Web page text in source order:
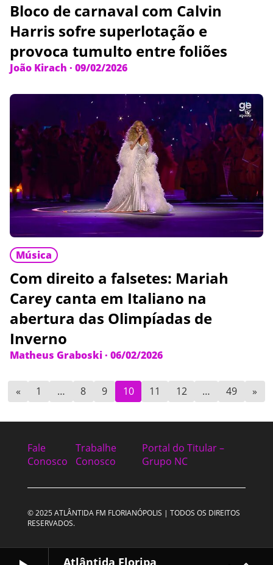
Bloco de carnaval com Calvin
Harris sofre superlotação e
provoca tumulto entre foliões
João Kirach · 09/02/2026
Música
Com direito a falsetes: Mariah
Carey canta em Italiano na
abertura das Olimpíadas de
Inverno
Matheus Graboski· 06/02/2026
« 1 … 8 9 10 11 12 … 49 »
Atlântida Floripa
Fale
Conosco
Trabalhe
Conosco
Portal do Titular –
Grupo NC
© 2025 ATLÂNTIDA FM FLORIANÓPOLIS | TODOS OS DIREITOS
RESERVADOS.